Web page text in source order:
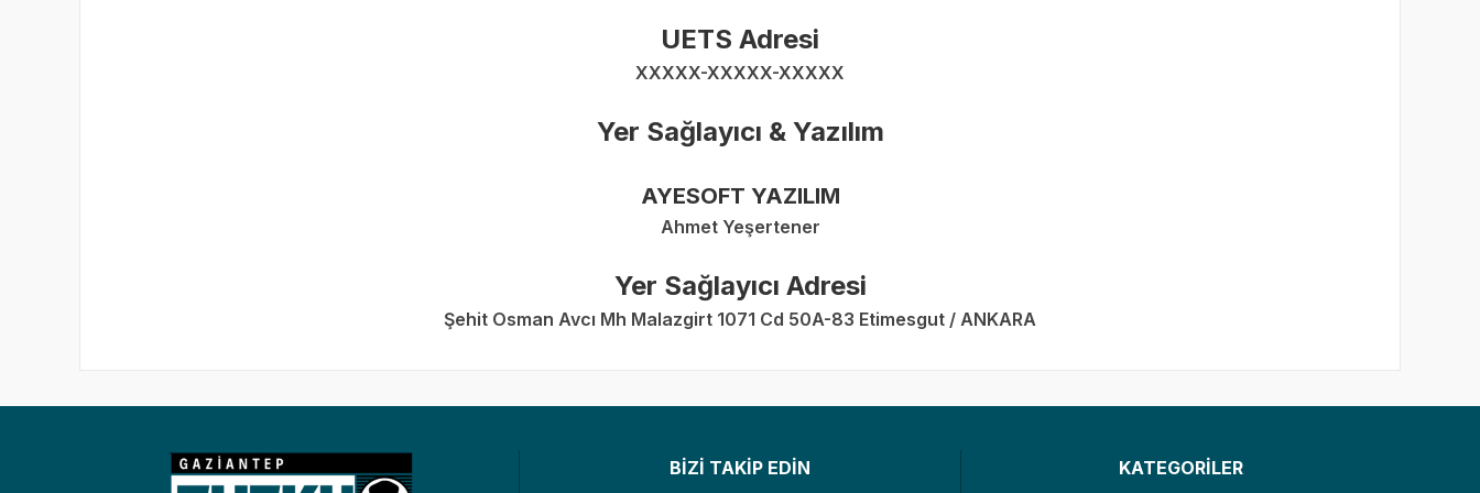
UETS Adresi
XXXXX-XXXXX-XXXXX
Yer Sağlayıcı & Yazılım
AYESOFT YAZILIM
Ahmet Yeşertener
Yer Sağlayıcı Adresi
Şehit Osman Avcı Mh Malazgirt 1071 Cd 50A-83 Etimesgut / ANKARA
BİZİ TAKİP EDİN KATEGORİLER